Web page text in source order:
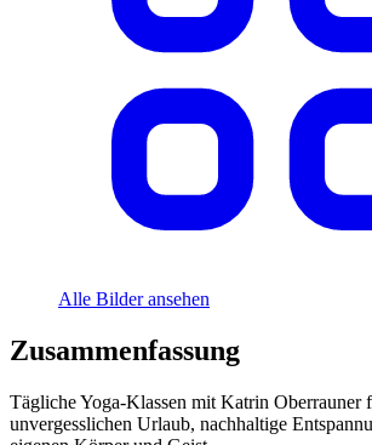
Alle Bilder ansehen
Zusammenfassung
Tägliche Yoga-Klassen mit Katrin Oberrauner
unvergesslichen Urlaub, nachhaltige